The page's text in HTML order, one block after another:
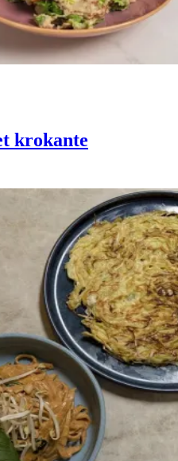
krokante